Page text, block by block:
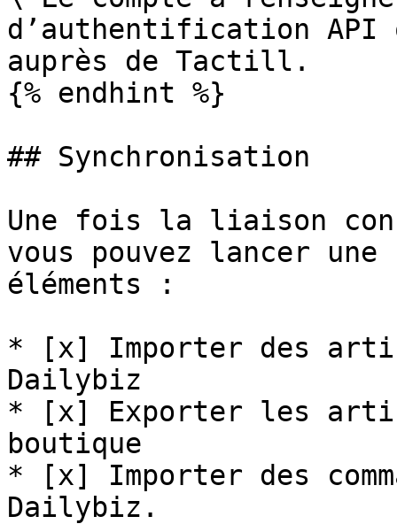
d’authentification API
auprès de Tactill.
{% endhint %}
## Synchronisation
Une fois la liaison
vous pouvez lancer
éléments :
* [x] Importer des
Dailybiz
* [x] Exporter les
boutique
* [x] Importer des
Dailybiz.